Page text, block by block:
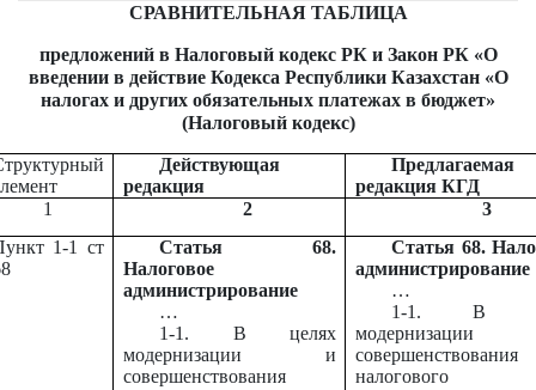
СРАВНИТЕЛЬНАЯ ТАБЛИЦА
предложений в Налоговый кодекс РК и Закон РК «О
введении в действие Кодекса Республики Казахстан «О
налогах и других обязательных платежах в бюджет»
(Налоговый кодекс)
Действующая
редакция
Предлагаемая
редакция КГД
1
2
3
1-1 ст
Статья 68.
Налоговое
администрирование
…
1-1. В целях
модернизации и
совершенствования
Статья 68.
администрирование
…
1-1. В
совершенствования
налогового